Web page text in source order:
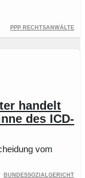
PPP Rechtsanwälte
handelt
des ICD-
vom
Bundessozialgericht